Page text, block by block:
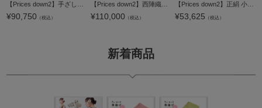
¥90,750 （税込） ¥110,000 （税込）
【Prices down2】正絹 小紋 反物 着物「格子 赤紫色」日本製 丹後ちりめん 未仕立て 小紋 単衣 袷＜T＞【メール便不可】
¥53,625 （税込）
新着商品